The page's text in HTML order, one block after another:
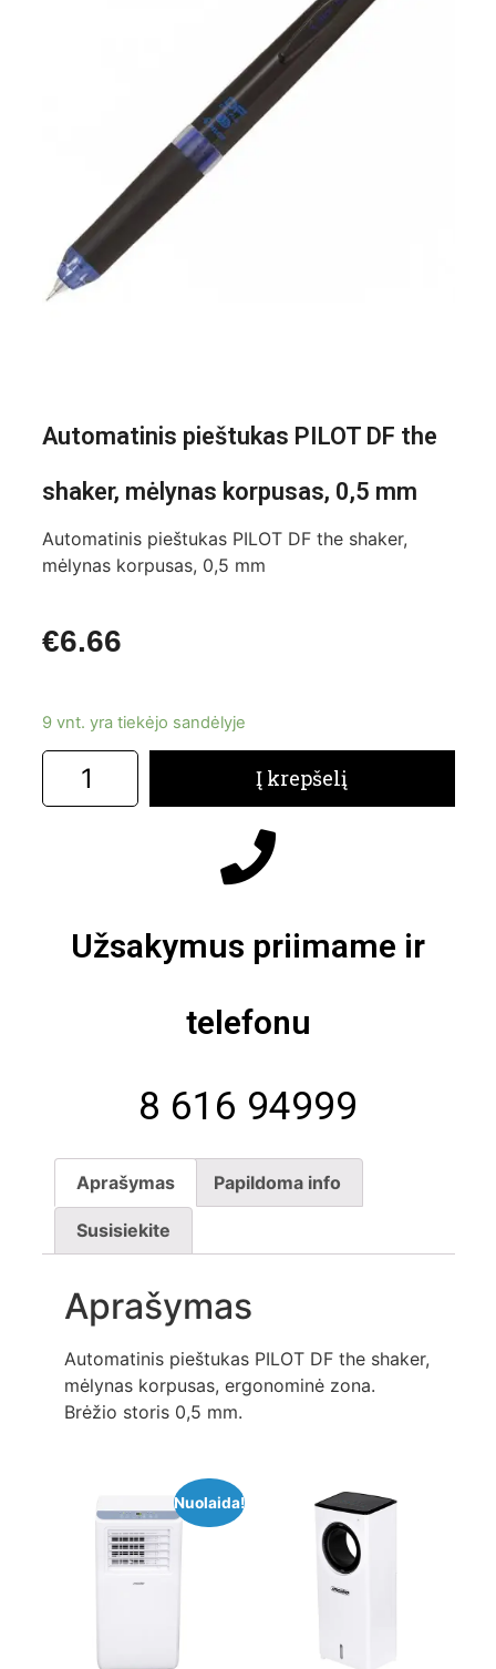
Automatinis pieštukas PILOT DF the
shaker, mėlynas korpusas, 0,5 mm
Automatinis pieštukas PILOT DF the shaker,
mėlynas korpusas, 0,5 mm
€6.66
9 vnt. yra tiekėjo sandėlyje
Į krepšelį
Užsakymus priimame ir
telefonu
8 616 94999
Aprašymas Papildoma info
Susisiekite
Aprašymas
Automatinis pieštukas PILOT DF the shaker,
mėlynas korpusas, ergonominė zona.
Brėžio storis 0,5 mm.
Nuolaida!